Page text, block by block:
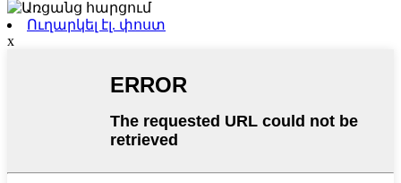
Ուղարկել էլ. փոստ
x